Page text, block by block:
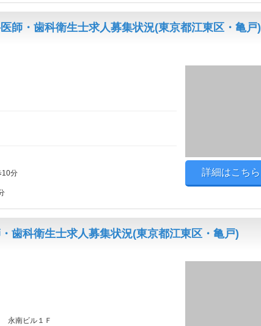
師・歯科衛生士求人募集状況(東京都江東区・亀戸)
詳細はこちら
10分
歯科衛生士求人募集状況(東京都江東区・亀戸)
永南ビル１Ｆ